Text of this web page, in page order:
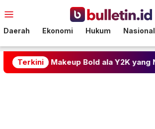
ke
Mobile
Daerah Ekonomi Hukum Nasional
TerkiniBold ala Y2K yang Nyentrik